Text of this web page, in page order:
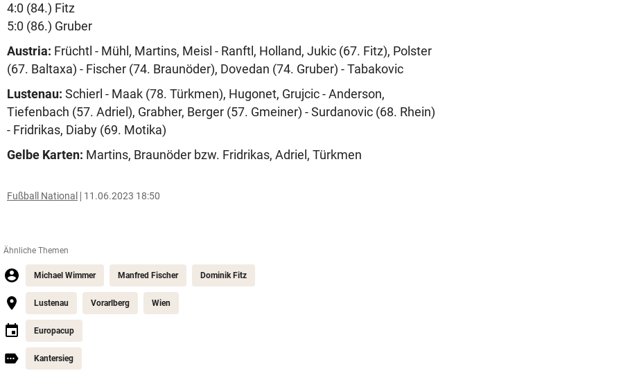
4:0 (84.) Fitz
5:0 (86.) Gruber
Austria: Früchtl - Mühl, Martins, Meisl - Ranftl, Holland, Jukic (67. Fitz), Polster
(67. Baltaxa) - Fischer (74. Braunöder), Dovedan (74. Gruber) - Tabakovic
Lustenau: Schierl - Maak (78. Türkmen), Hugonet, Grujcic - Anderson,
Tiefenbach (57. Adriel), Grabher, Berger (57. Gmeiner) - Surdanovic (68. Rhein)
- Fridrikas, Diaby (69. Motika)
Gelbe Karten: Martins, Braunöder bzw. Fridrikas, Adriel, Türkmen
Fußball National 11.06.2023 18:50
Ähnliche Themen
Michael Wimmer Manfred Fischer Dominik Fitz
Lustenau Vorarlberg Wien
Europacup
Kantersieg